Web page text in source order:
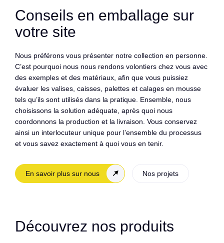
Conseils en emballage sur
votre site
Nous préférons vous présenter notre collection en personne.
C’est pourquoi nous nous rendons volontiers chez vous avec
des exemples et des matériaux, afin que vous puissiez
évaluer les valises, caisses, palettes et calages en mousse
tels qu’ils sont utilisés dans la pratique. Ensemble, nous
choisissons la solution adéquate, après quoi nous
coordonnons la production et la livraison. Vous conservez
ainsi un interlocuteur unique pour l’ensemble du processus
et vous savez exactement à quoi vous en tenir.
En savoir plus sur nous Nos projets
Découvrez nos produits